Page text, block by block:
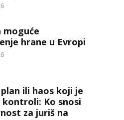
moguće
hrane u Evropi
ili haos koji je
kontroli: Ko snosi
za juriš na